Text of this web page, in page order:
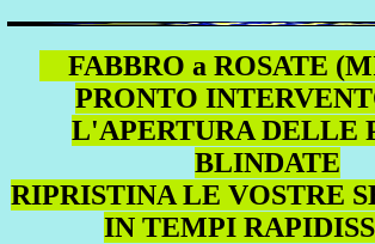
FABBRO a ROSATE
PRONTO
L'APERTURA DELLE
BLINDATE
RIPRISTINA LE VOSTRE
IN TEMPI